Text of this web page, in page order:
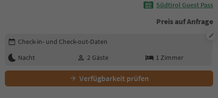
Südtirol Guest Pass
Preis auf Anfrage
Buchungsdetails bearbeiten
Check-in- und Check-out-Daten
Nacht
2 Gäste 1 Zimmer
Verfügbarkeit prüfen